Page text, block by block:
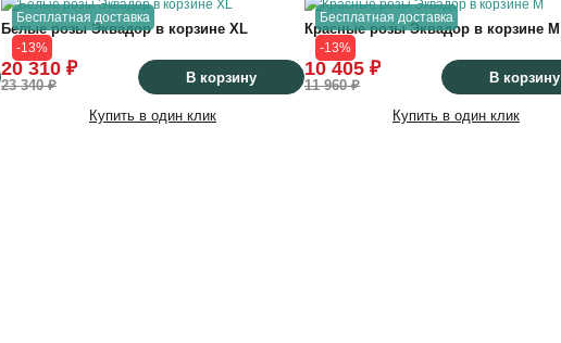
Бесплатная доставка
-13%
Белые розы Эквадор в корзине XL
20 310 ₽
23 340 ₽ В корзину
Купить в один клик
Бесплатная доставка
-13%
Красные розы Эквадор в корзине M
10 405 ₽
11 960 ₽ В корзину
Купить в один клик